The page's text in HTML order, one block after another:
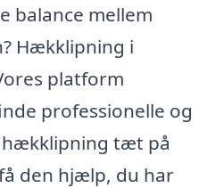
balance mellem
Hækklipning i
platform
professionelle og
tæt på
den hjælp, du har